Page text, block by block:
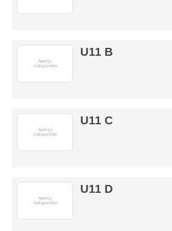
U11 B
U11 C
U11 D